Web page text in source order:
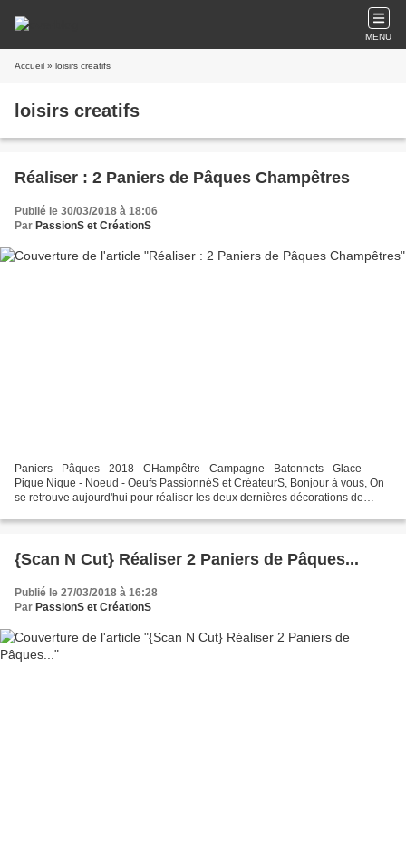
MENU
Accueil » loisirs creatifs
loisirs creatifs
Réaliser : 2 Paniers de Pâques Champêtres
Publié le 30/03/2018 à 18:06
Par PassionS et CréationS
Paniers - Pâques - 2018 - CHampêtre - Campagne - Batonnets - Glace -
Pique Nique - Noeud - Oeufs PassionnéS et CréateurS, Bonjour à vous, On
se retrouve aujourd'hui pour réaliser les deux dernières décorations de
{Scan N Cut} Réaliser 2 Paniers de Pâques...
Publié le 27/03/2018 à 16:28
Par PassionS et CréationS